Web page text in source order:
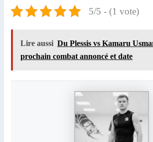
5/5 - (1 vote)
Lire aussi Du Plessis vs Kamaru
prochain combat annoncé et date